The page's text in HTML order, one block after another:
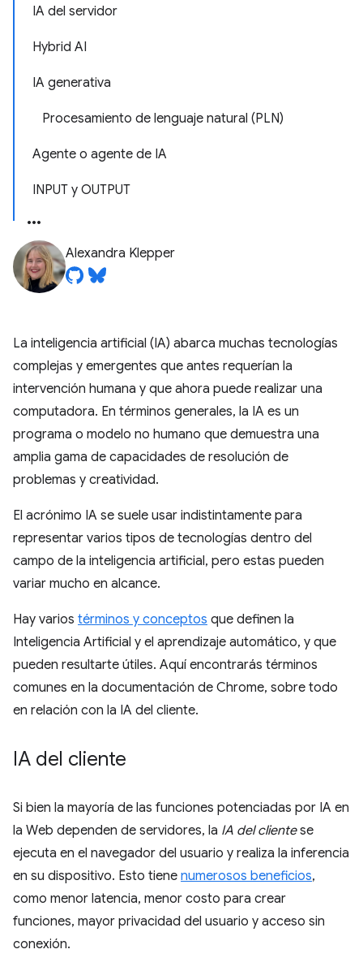
IA del servidor
Hybrid AI
IA generativa
Procesamiento de lenguaje natural (PLN)
Agente o agente de IA
INPUT y OUTPUT
Alexandra Klepper
La inteligencia artificial (IA) abarca muchas tecnologías
complejas y emergentes que antes requerían la
intervención humana y que ahora puede realizar una
computadora. En términos generales, la IA es un
programa o modelo no humano que demuestra una
amplia gama de capacidades de resolución de
problemas y creatividad.
El acrónimo IA se suele usar indistintamente para
representar varios tipos de tecnologías dentro del
campo de la inteligencia artificial, pero estas pueden
variar mucho en alcance.
Hay varios términos y conceptos que definen la
Inteligencia Artificial y el aprendizaje automático, y que
pueden resultarte útiles. Aquí encontrarás términos
comunes en la documentación de Chrome, sobre todo
en relación con la IA del cliente.
IA del cliente
Si bien la mayoría de las funciones potenciadas por IA en
la Web dependen de servidores, la IA del clientese
ejecuta en el navegador del usuario y realiza la inferencia
en su dispositivo. Esto tiene numerosos beneficios,
como menor latencia, menor costo para crear
funciones, mayor privacidad del usuario y acceso sin
conexión.